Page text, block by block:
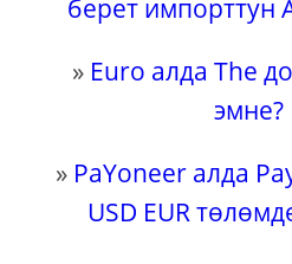
берет
» Euro алда The
эмне?
» PaYoneer алда
USD EUR